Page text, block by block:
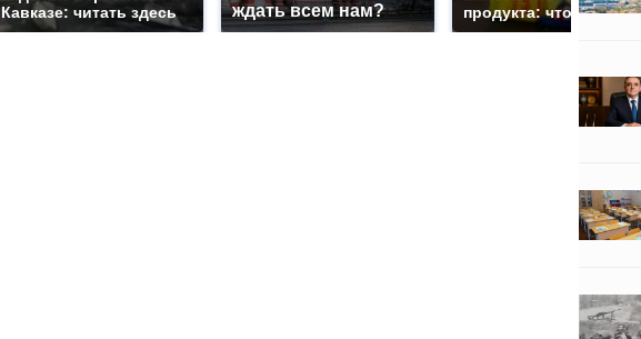
Кавказе: читать здесь
ждать всем нам?
продукта: что купить?